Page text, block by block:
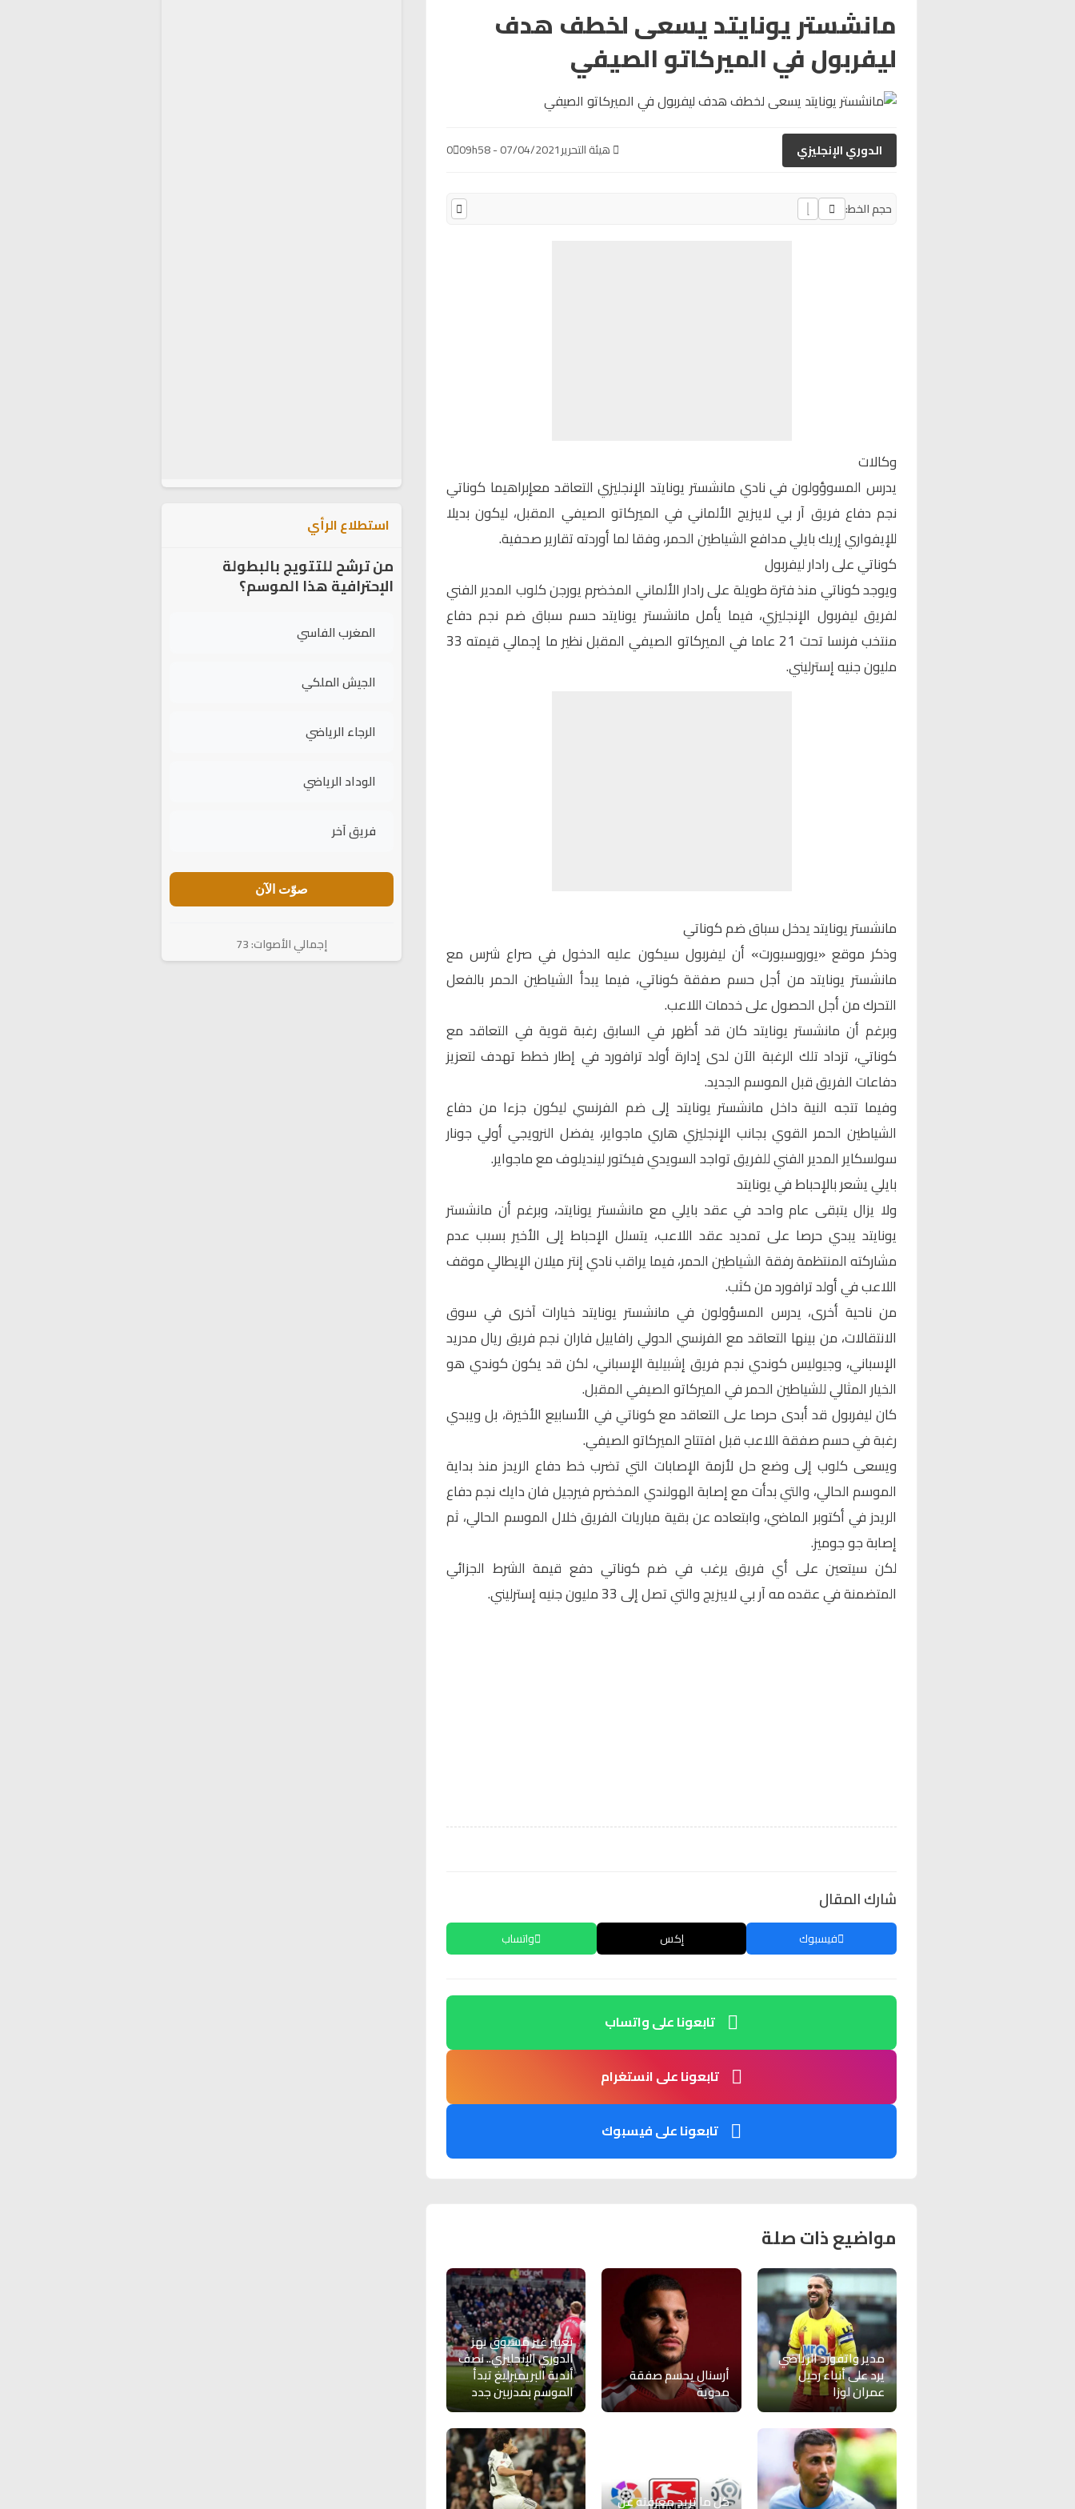
مانشستر يونايتد يسعى لخطف هدف
ليفربول في الميركاتو الصيفي
الدوري الإنجليزي هيئة التحرير07/04/2021 - 09h58
0
حجم الخط:
وكالات
يدرس المسوؤولون في نادي مانشستر يونايتد الإنجليزي التعاقد معإبراهيما كوناتي
نجم دفاع فريق آر بي لايبزيج الألماني في الميركاتو الصيفي المقبل، ليكون بديلا
للإيفواري إريك بايلي مدافع الشياطين الحمر، وفقا لما أوردته تقارير صحفية.
كوناتي على رادار ليفربول
ويوجد كوناتي منذ فترة طويلة على رادار الألماني المخضرم يورجن كلوب المدير الفني
لفريق ليفربول الإنجليزي، فيما يأمل مانشستر يونايتد حسم سباق ضم نجم دفاع
منتخب فرنسا تحت 21 عاما في الميركاتو الصيفي المقبل نظير ما إجمالي قيمته 33
مليون جنيه إسترليني.
مانشستر يونايتد يدخل سباق ضم كوناتي
وذكر موقع «يوروسبورت» أن ليفربول سيكون عليه الدخول في صراع شرس مع
مانشستر يونايتد من أجل حسم صفقة كوناتي، فيما يبدأ الشياطين الحمر بالفعل
التحرك من أجل الحصول على خدمات اللاعب.
وبرغم أن مانشستر يونايتد كان قد أظهر في السابق رغبة قوية في التعاقد مع
كوناتي، تزداد تلك الرغبة الآن لدى إدارة أولد ترافورد في إطار خطط تهدف لتعزيز
دفاعات الفريق قبل الموسم الجديد.
وفيما تتجه النية داخل مانشستر يونايتد إلى ضم الفرنسي ليكون جزءا من دفاع
الشياطين الحمر القوي بجانب الإنجليزي هاري ماجواير، يفضل النرويجي أولي جونار
سولسكاير المدير الفني للفريق تواجد السويدي فيكتور لينديلوف مع ماجواير.
بايلي يشعر بالإحباط في يونايتد
ولا يزال يتبقى عام واحد في عقد بايلي مع مانشستر يونايتد، وبرغم أن مانشستر
يونايتد يبدي حرصا على تمديد عقد اللاعب، يتسلل الإحباط إلى الأخير بسبب عدم
مشاركته المنتظمة رفقة الشياطين الحمر، فيما يراقب نادي إنتر ميلان الإيطالي موقف
اللاعب في أولد ترافورد من كثب.
من ناحية أخرى، يدرس المسؤولون في مانشستر يونايتد خيارات آخرى في سوق
الانتقالات، من بينها التعاقد مع الفرنسي الدولي رافاييل فاران نجم فريق ريال مدريد
الإسباني، وجيوليس كوندي نجم فريق إشبيلية الإسباني، لكن قد يكون كوندي هو
الخيار المثالي للشياطين الحمر في الميركاتو الصيفي المقبل.
كان ليفربول قد أبدى حرصا على التعاقد مع كوناتي في الأسابيع الأخيرة، بل ويبدي
رغبة في حسم صفقة اللاعب قبل افتتاح الميركاتو الصيفي.
ويسعى كلوب إلى وضع حل لأزمة الإصابات التي تضرب خط دفاع الريدز منذ بداية
الموسم الحالي، والتي بدأت مع إصابة الهولندي المخضرم فيرجيل فان دايك نجم دفاع
الريدز في أكتوبر الماضي، وابتعاده عن بقية مباريات الفريق خلال الموسم الحالي، ثم
إصابة جو جوميز.
لكن سيتعين على أي فريق يرغب في ضم كوناتي دفع قيمة الشرط الجزائي
المتضمنة في عقده مه آر بي لايبزيج والتي تصل إلى 33 مليون جنيه إسترليني.
شارك المقال
فيسبوك إكس واتساب
تابعونا على واتساب
تابعونا على انستغرام
تابعونا على فيسبوك
مواضيع ذات صلة
مدير واتفورد الرياضي
يرد على أنباء رحيل
عمران لوزا
أرسنال يحسم صفقة
مدوية
تغيير غير مسبوق يهز
الدوري الإنجليزي.. نصف
أندية البريميرليغ تبدأ
الموسم بمدربين جدد
كل ما تريد معرفته عن
استطلاع الرأي
من ترشح للتتويج بالبطولة
الإحترافية هذا الموسم؟
المغرب الفاسي
الجيش الملكي
الرجاء الرياضي
الوداد الرياضي
فريق آخر
صوّت الآن
إجمالي الأصوات: 73